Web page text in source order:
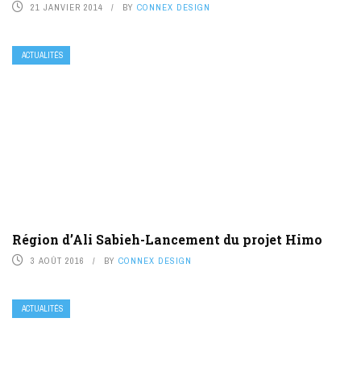
21 JANVIER 2014 BY CONNEX DESIGN
ACTUALITÉS
Région d’Ali Sabieh-Lancement du projet Himo
3 AOÛT 2016 BY CONNEX DESIGN
ACTUALITÉS